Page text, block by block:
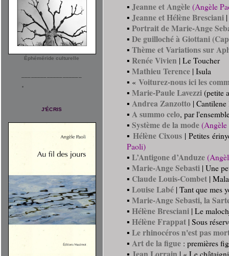
Éphéméride culturelle
J'ÉCRIS
▪ Jeanne et Angèle(Angèle
▪ Jeanne et Hélène Bresciani
▪ Portrait de Marie-Ange
▪ De guilloché à Giottani
▪ Thème et Variations sur
▪ Renée Vivien | Le Toucher
▪ Mathieu Terence | Isula
▪ « Voiturez-nous ici les
▪ Marie-Paule Lavezzi(petite
▪ Andrea Zanzotto |
▪ A summo celo, par
▪ Système de la mode
▪ Hélène Cixous | Petites
Paoli)
▪ L’Antigone d’Anduze
▪ Marie-Ange Sebasti | Une
▪ Claude Louis-Combet |
▪ Louise Labé | Tant que mes
▪ Marie-Ange Sebasti, la
▪ Hélène Bresciani | Le
▪ Hélène Frappat | Sous
▪ Le rhinocéros n'est pas
▪ Art de la figue : premières
▪
| « Le